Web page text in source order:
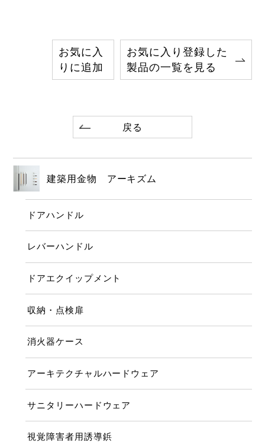
お気に入
りに追加
お気に入り登録した
製品の一覧を見る
戻る
建築用金物 アーキズム
ドアハンドル
レバーハンドル
ドアエクイップメント
収納・点検扉
消火器ケース
アーキテクチャルハードウェア
サニタリーハードウェア
視覚障害者用誘導鋲